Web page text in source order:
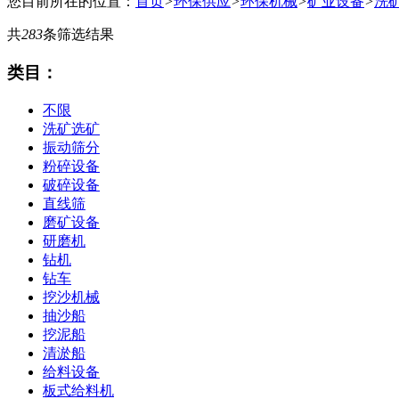
共283条筛选结果
类目：
不限
洗矿选矿
振动筛分
粉碎设备
破碎设备
直线筛
磨矿设备
研磨机
钻机
钻车
挖沙机械
抽沙船
挖泥船
清淤船
给料设备
板式给料机